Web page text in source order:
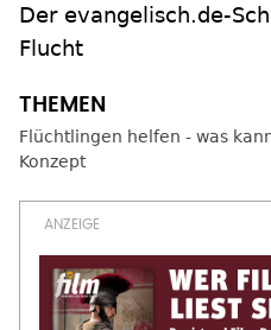
Der evangelisch.de-
Flucht
Flüchtlingen helfen - was
Konzept